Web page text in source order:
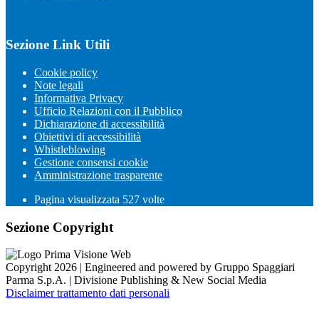
Sezione Link Utili
Cookie policy
Note legali
Informativa Privacy
Ufficio Relazioni con il Pubblico
Dichiarazione di accessibilità
Obiettivi di accessibilità
Whistleblowing
Gestione consensi cookie
Amministrazione trasparente
Pagina visualizzata 527 volte
Sezione Copyright
Copyright 2026 | Engineered and powered by Gruppo Spaggiari
Parma S.p.A. | Divisione Publishing & New Social Media
Disclaimer trattamento dati personali